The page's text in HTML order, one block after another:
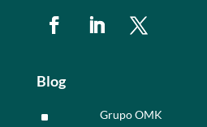
Blog
^ Grupo OMK